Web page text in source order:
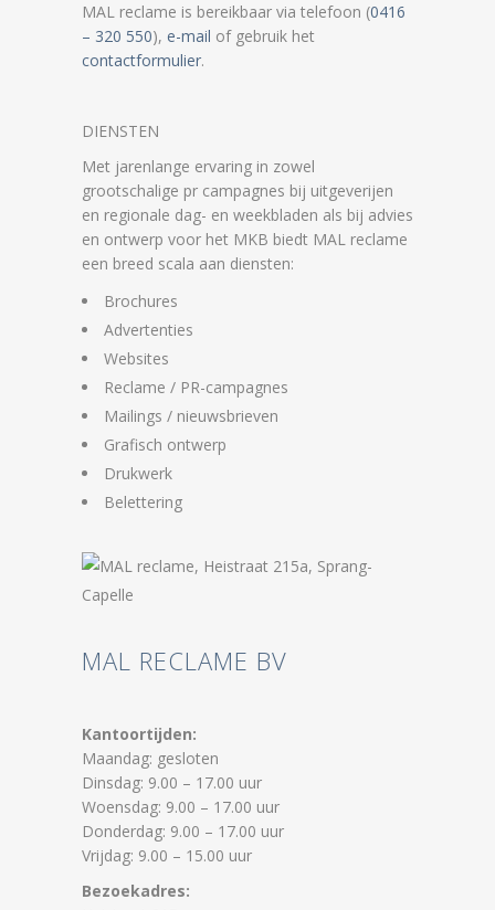
MAL reclame is bereikbaar via telefoon (0416
– 320 550), e-mail of gebruik het
contactformulier.
DIENSTEN
Met jarenlange ervaring in zowel
grootschalige pr campagnes bij uitgeverijen
en regionale dag- en weekbladen als bij advies
en ontwerp voor het MKB biedt MAL reclame
een breed scala aan diensten:
Brochures
Advertenties
Websites
Reclame / PR-campagnes
Mailings / nieuwsbrieven
Grafisch ontwerp
Drukwerk
Belettering
MAL RECLAME BV
Kantoortijden:
Maandag: gesloten
Dinsdag: 9.00 – 17.00 uur
Woensdag: 9.00 – 17.00 uur
Donderdag: 9.00 – 17.00 uur
Vrijdag: 9.00 – 15.00 uur
Bezoekadres: